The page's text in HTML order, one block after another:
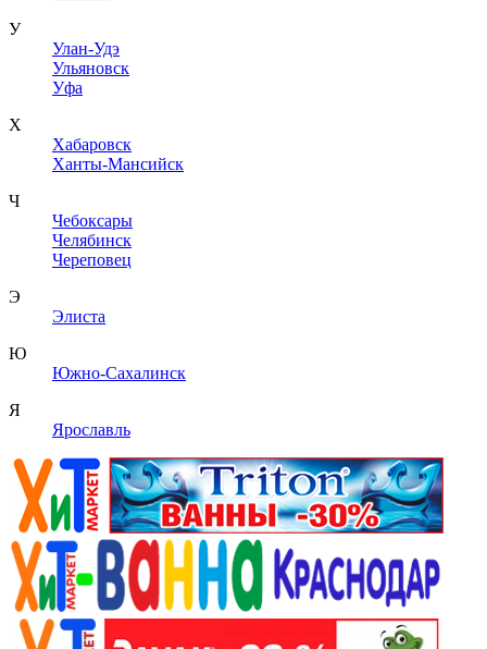
У
Улан-Удэ
Ульяновск
Уфа
Х
Хабаровск
Ханты-Мансийск
Ч
Чебоксары
Челябинск
Череповец
Э
Элиста
Ю
Южно-Сахалинск
Я
Ярославль